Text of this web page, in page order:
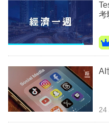
時
事
欄
訂
閱
考
AI
24